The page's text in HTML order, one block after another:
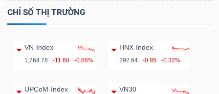
CHỈ SỐ THỊ TRƯỜNG
VN-Index
1,764.78 -11.68 -0.66%
HNX-Index
292.64 -0.95 -0.32%
UPCoM-Index VN30